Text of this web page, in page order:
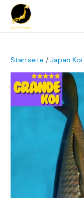
Startseite /Japan Koi